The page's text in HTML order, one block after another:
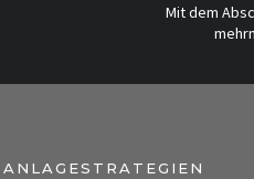
Mit dem
ANLAGESTRATEGIEN